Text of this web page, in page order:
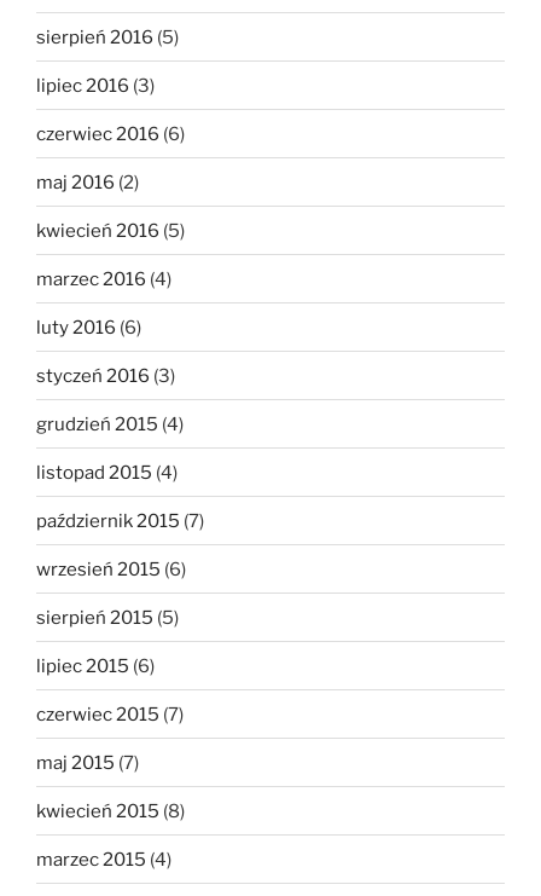
sierpień 2016 (5)
lipiec 2016 (3)
czerwiec 2016 (6)
maj 2016 (2)
kwiecień 2016 (5)
marzec 2016 (4)
luty 2016 (6)
styczeń 2016 (3)
grudzień 2015 (4)
listopad 2015 (4)
październik 2015 (7)
wrzesień 2015 (6)
sierpień 2015 (5)
lipiec 2015 (6)
czerwiec 2015 (7)
maj 2015 (7)
kwiecień 2015 (8)
marzec 2015 (4)